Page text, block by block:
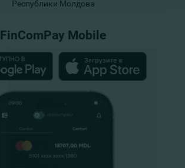
Республики Молдова
FinComPay Mobile